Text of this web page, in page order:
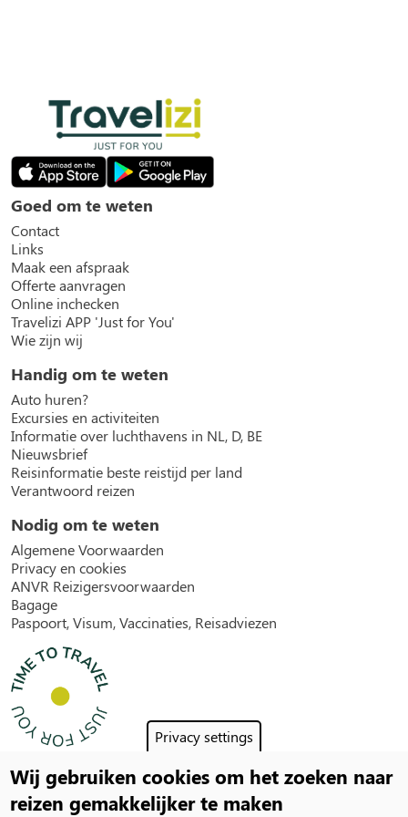
Privacy settings
Wij gebruiken cookies om het zoeken naar
reizen gemakkelijker te maken
Goed om te weten
Contact
Links
Maak een afspraak
Offerte aanvragen
Online inchecken
Travelizi APP 'Just for You'
Wie zijn wij
Handig om te weten
Auto huren?
Excursies en activiteiten
Informatie over luchthavens in NL, D, BE
Nieuwsbrief
Reisinformatie beste reistijd per land
Verantwoord reizen
Nodig om te weten
Algemene Voorwaarden
Privacy en cookies
ANVR Reizigersvoorwaarden
Bagage
Paspoort, Visum, Vaccinaties, Reisadviezen
Social